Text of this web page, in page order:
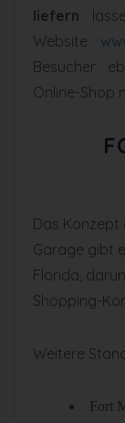
liefern
Website
Besucher
Online-Shop
Das Konzept
Garage gibt
Florida,
Shopping-
Weitere
Fort